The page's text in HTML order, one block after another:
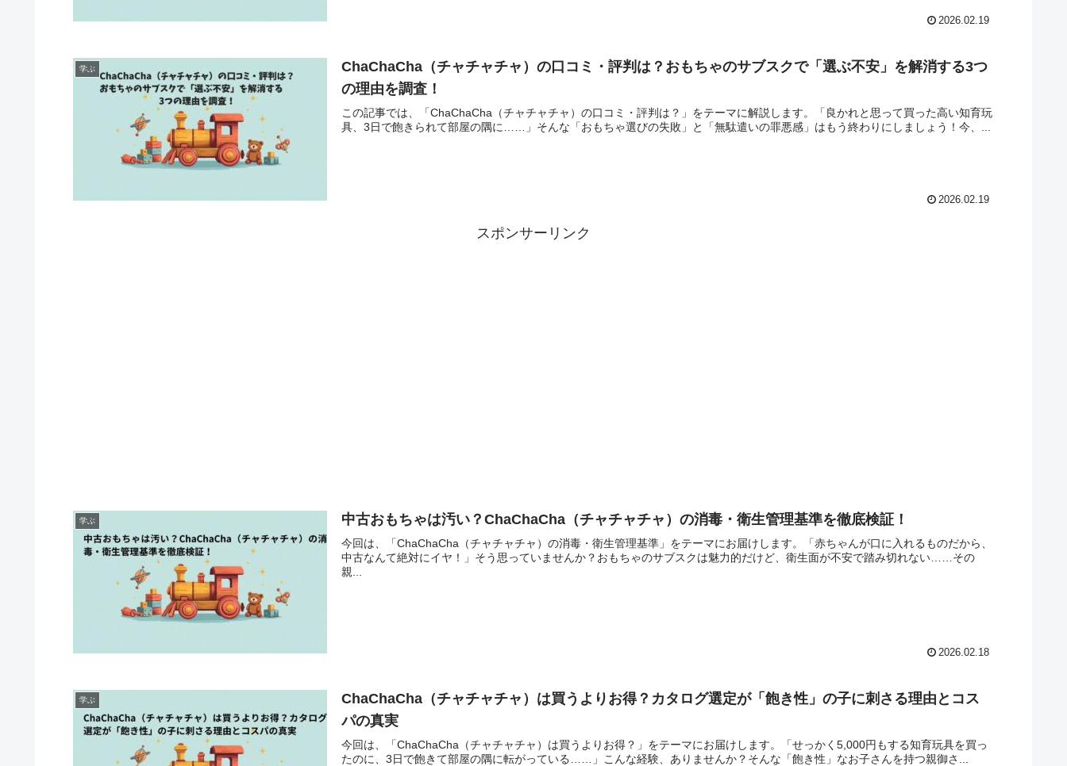
2026.02.19
学ぶ
ChaChaCha（チャチャチャ）の口コミ・評判は？おもちゃのサブスクで「選ぶ不安」を解消する3つ
の理由を調査！
この記事では、「ChaChaCha（チャチャチャ）の口コミ・評判は？」をテーマに解説します。「良かれと思って買った高い知育玩
具、3日で飽きられて部屋の隅に……」そんな「おもちゃ選びの失敗」と「無駄遣いの罪悪感」はもう終わりにしましょう！今、...
2026.02.19
スポンサーリンク
学ぶ 中古おもちゃは汚い？ChaChaCha（チャチャチャ）の消毒・衛生管理基準を徹底検証！
今回は、「ChaChaCha（チャチャチャ）の消毒・衛生管理基準」をテーマにお届けします。「赤ちゃんが口に入れるものだから、
中古なんて絶対にイヤ！」そう思っていませんか？おもちゃのサブスクは魅力的だけど、衛生面が不安で踏み切れない……その
親...
2026.02.18
学ぶ
ChaChaCha（チャチャチャ）は買うよりお得？カタログ選定が「飽き性」の子に刺さる理由とコス
パの真実
今回は、「ChaChaCha（チャチャチャ）は買うよりお得？」をテーマにお届けします。「せっかく5,000円もする知育玩具を買っ
たのに、3日で飽きて部屋の隅に転がっている……」こんな経験、ありませんか？そんな「飽き性」なお子さんを持つ親御さ...